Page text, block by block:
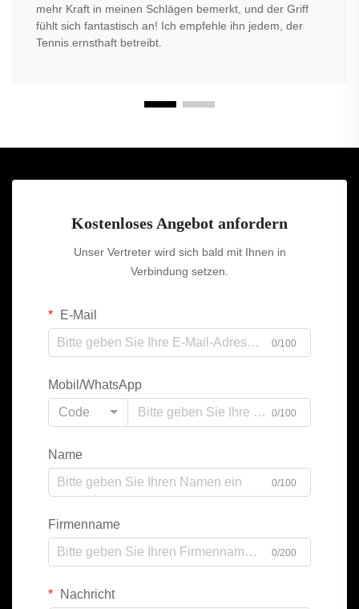
mehr Kraft in meinen Schlägen bemerkt, und der Griff
fühlt sich fantastisch an! Ich empfehle ihn jedem, der
Tennis ernsthaft betreibt.
Kostenloses Angebot anfordern
Unser Vertreter wird sich bald mit Ihnen in
Verbindung setzen.
E-Mail
0/100
Mobil/WhatsApp
Code
0/100
Name
0/100
Firmenname
0/200
Nachricht